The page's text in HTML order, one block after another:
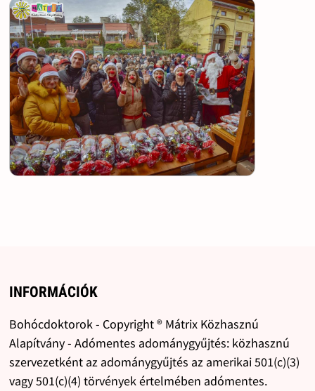
INFORMÁCIÓK
Bohócdoktorok - Copyright ® Mátrix Közhasznú
Alapítvány - Adómentes adománygyűjtés: közhasznú
szervezetként az adománygyűjtés az amerikai 501(c)(3)
vagy 501(c)(4) törvények értelmében adómentes.